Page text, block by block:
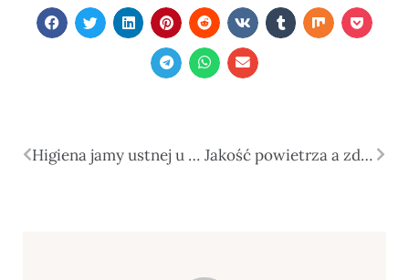
Higiena jamy ustnej u dzieci: jakie produkty warto stosować, by zapewnić skuteczną ochronę? Jakość powietrza a zdrowie, koncentracja i codzienna energia